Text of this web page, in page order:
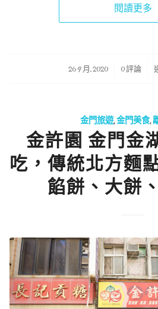
閱讀更多
26 9 月, 2020
/ 0 評論
金門旅遊,金門美食,
金許園 金門金
吃，傳統北方麵
餡餅、大餅